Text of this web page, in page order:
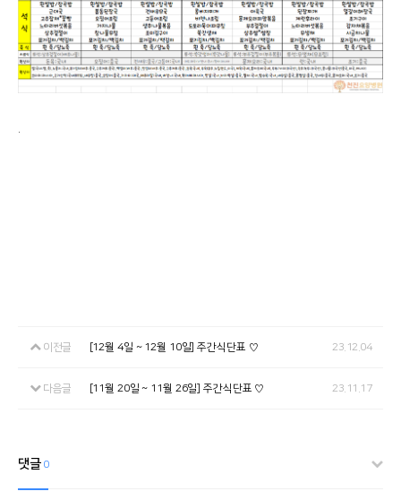
이전글 [12월 4일 ~ 12월 10일] 주간식단표 ♡ 23.12.04
다음글 [11월 20일 ~ 11월 26일] 주간식단표 ♡ 23.11.17
댓글0